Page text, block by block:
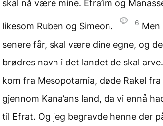
skal nå være mine. Efra’im og
likesom Ruben og Simeon. 6 Men
senere får, skal være dine egne, og
brødres navn i det landet de skal arve.
kom fra Mesopotamia, døde Rakel fra
gjennom Kana’ans land, da vi ennå
til Efrat. Og jeg begravde henne der